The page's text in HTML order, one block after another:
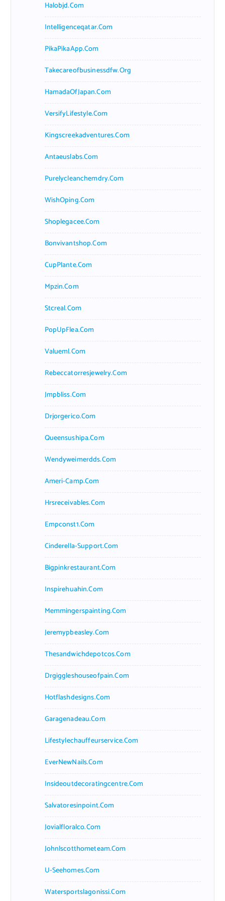
Halobjd.com
Intelligenceqatar.com
PikaPikaApp.com
Takecareofbusinessdfw.org
HamadaOfJapan.com
VersifyLifestyle.com
Kingscreekadventures.com
Antaeuslabs.com
Purelycleanchemdry.com
WishOping.com
Shoplegacee.com
Bonvivantshop.com
CupPlante.com
Mpzin.com
Stcreal.com
PopUpFlea.com
Valueml.com
Rebeccatorresjewelry.com
Jmpbliss.com
Drjorgerico.com
Queensushipa.com
Wendyweimerdds.com
Ameri-Camp.com
Hrsreceivables.com
Empconst1.com
Cinderella-Support.com
Bigpinkrestaurant.com
Inspirehuahin.com
Memmingerspainting.com
Jeremypbeasley.com
Thesandwichdepotcos.com
Drgiggleshouseofpain.com
Hotflashdesigns.com
Garagenadeau.com
Lifestylechauffeurservice.com
EverNewNails.com
Insideoutdecoratingcentre.com
Salvatoresinpoint.com
Jovialfloralco.com
Johnlscotthometeam.com
U-Seehomes.com
Watersportslagonissi.com